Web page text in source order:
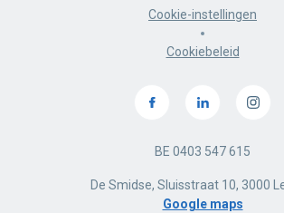
Cookie-instellingen
Cookiebeleid
BE 0403 547 615
De Smidse, Sluisstraat 10, 3000
Google maps